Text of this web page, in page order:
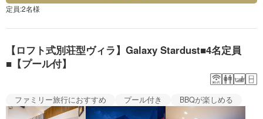
定員:2名様
【ロフト式別荘型ヴィラ】Galaxy Stardust■4名定員
■【プール付】
ファミリー旅行におすすめ プール付き BBQが楽しめる